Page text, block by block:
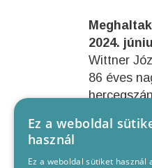
2024.
Wittner
86 éves
János 72
Ez a weboldal
használ
Ez a weboldal sütiket használ